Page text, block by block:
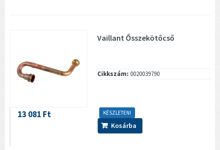
Vaillant Ősszekötőcső
Cikkszám: 0020039790
KÉSZLETEN!
13 081 Ft
Kosárba